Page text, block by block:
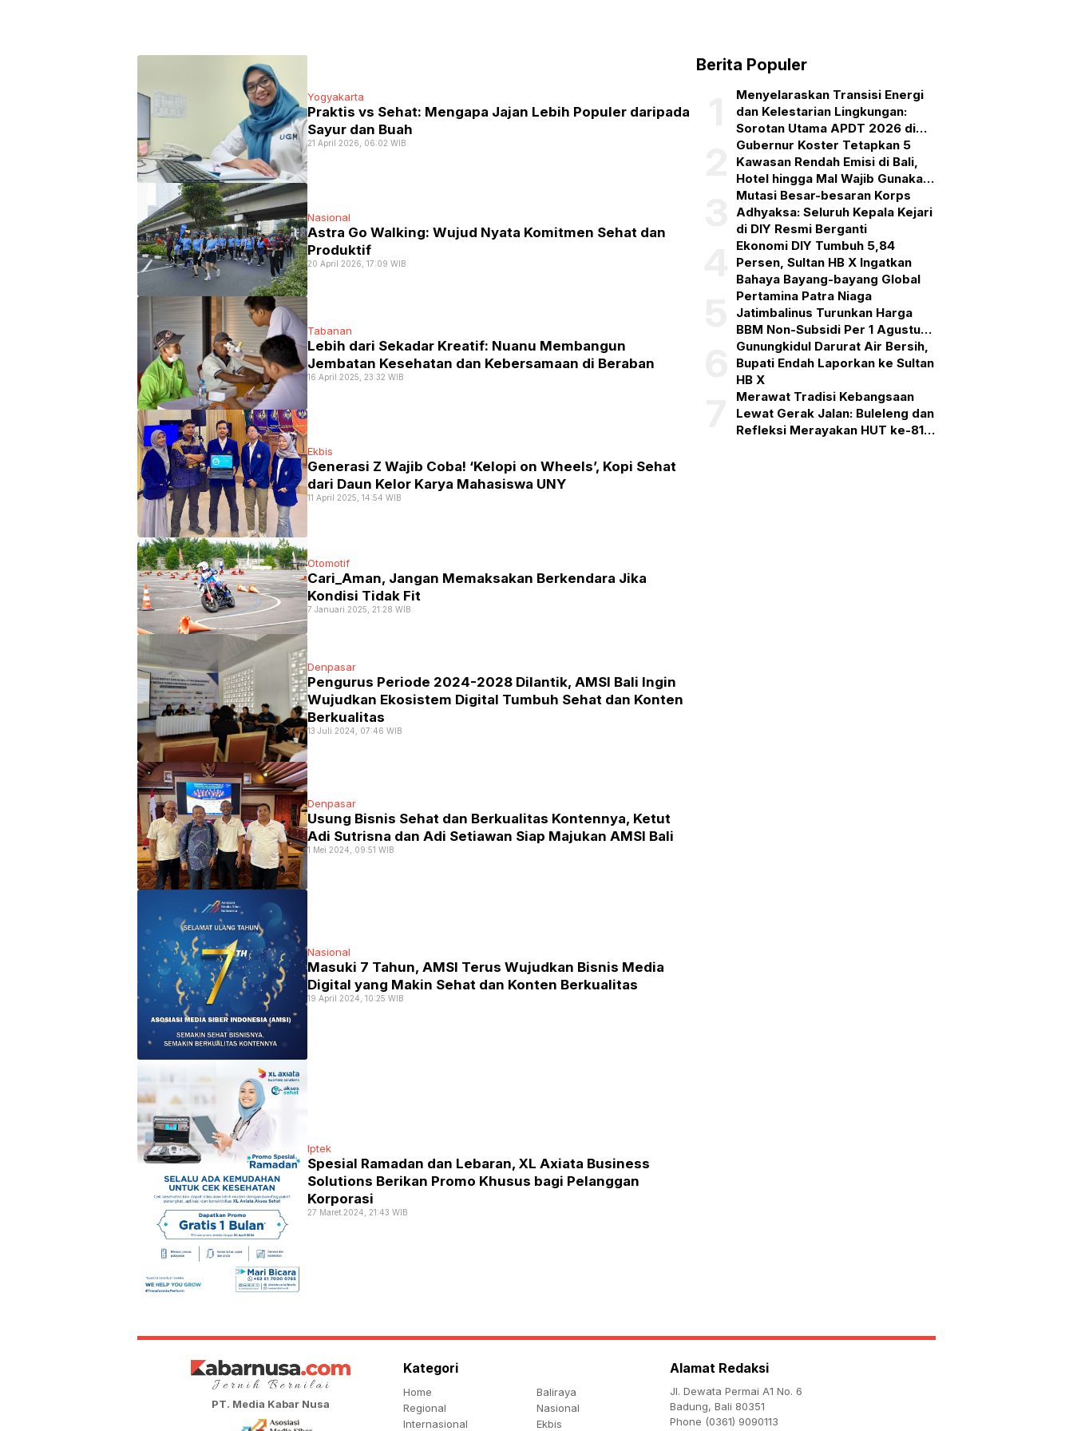
Yogyakarta
Praktis vs Sehat: Mengapa Jajan Lebih Populer daripada
Sayur dan Buah
21 April 2026, 06:02 WIB
Nasional
Astra Go Walking: Wujud Nyata Komitmen Sehat dan
Produktif
20 April 2026, 17:09 WIB
Tabanan
Lebih dari Sekadar Kreatif: Nuanu Membangun
Jembatan Kesehatan dan Kebersamaan di Beraban
16 April 2025, 23:32 WIB
Ekbis
Generasi Z Wajib Coba! ‘Kelopi on Wheels’, Kopi Sehat
dari Daun Kelor Karya Mahasiswa UNY
11 April 2025, 14:54 WIB
Otomotif
Cari_Aman, Jangan Memaksakan Berkendara Jika
Kondisi Tidak Fit
7 Januari 2025, 21:28 WIB
Denpasar
Pengurus Periode 2024-2028 Dilantik, AMSI Bali Ingin
Wujudkan Ekosistem Digital Tumbuh Sehat dan Konten
Berkualitas
13 Juli 2024, 07:46 WIB
Denpasar
Usung Bisnis Sehat dan Berkualitas Kontennya, Ketut
Adi Sutrisna dan Adi Setiawan Siap Majukan AMSI Bali
1 Mei 2024, 09:51 WIB
Nasional
Masuki 7 Tahun, AMSI Terus Wujudkan Bisnis Media
Digital yang Makin Sehat dan Konten Berkualitas
19 April 2024, 10:25 WIB
Iptek
Spesial Ramadan dan Lebaran, XL Axiata Business
Solutions Berikan Promo Khusus bagi Pelanggan
Korporasi
27 Maret 2024, 21:43 WIB
Berita Populer
Menyelaraskan Transisi Energi
dan Kelestarian Lingkungan:
Sorotan Utama APDT 2026 di
Bali
Gubernur Koster Tetapkan 5
Kawasan Rendah Emisi di Bali,
Hotel hingga Mal Wajib Gunakan
PLTS Atap
Mutasi Besar-besaran Korps
Adhyaksa: Seluruh Kepala Kejari
di DIY Resmi Berganti
Ekonomi DIY Tumbuh 5,84
Persen, Sultan HB X Ingatkan
Bahaya Bayang-bayang Global
Pertamina Patra Niaga
Jatimbalinus Turunkan Harga
BBM Non-Subsidi Per 1 Agustus
2026
Gunungkidul Darurat Air Bersih,
Bupati Endah Laporkan ke Sultan
HB X
Merawat Tradisi Kebangsaan
Lewat Gerak Jalan: Buleleng dan
Refleksi Merayakan HUT ke-81
PT. Media Kabar Nusa
Kategori
Home
Baliraya
Regional
Nasional
Internasional
Ekbis
Alamat Redaksi
Jl. Dewata Permai A1 No. 6
Badung, Bali 80351
Phone (0361) 9090113